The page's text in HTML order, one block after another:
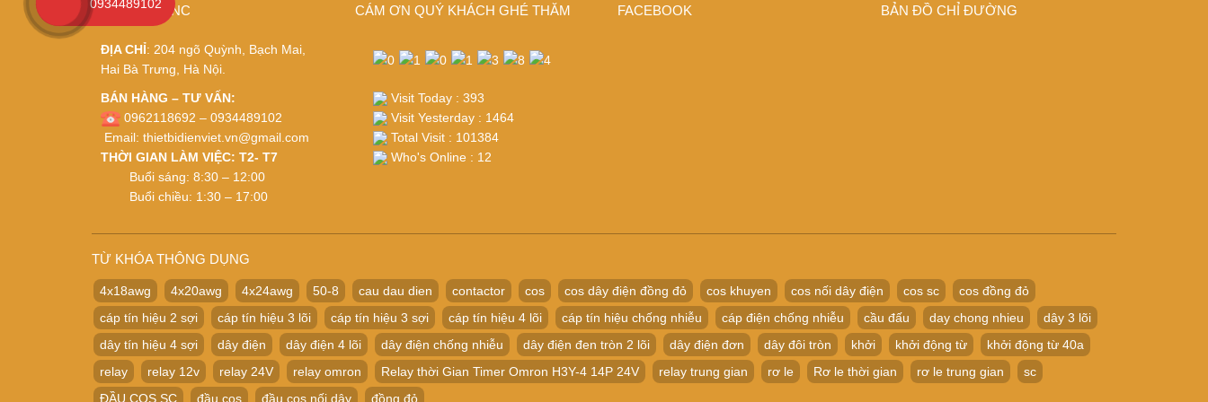
LINH KIỆN CNC
ĐỊA CHỈ: 204 ngõ Quỳnh, Bạch Mai,
Hai Bà Trưng, Hà Nội.
BÁN HÀNG – TƯ VẤN:
0962118692 – 0934489102
Email: thietbidienviet.vn@gmail.com
THỜI GIAN LÀM VIỆC: T2- T7
Buổi sáng: 8:30 – 12:00
Buổi chiều: 1:30 – 17:00
CÁM ƠN QUÝ KHÁCH GHÉ THĂM
Visit Today : 393
Visit Yesterday : 1464
Total Visit : 101384
Who's Online : 12
FACEBOOK BẢN ĐỒ CHỈ ĐƯỜNG
TỪ KHÓA THÔNG DỤNG
4x18awg 4x20awg 4x24awg 50-8 cau dau dien contactor cos cos dây điện đồng đỏ cos khuyen cos nối dây điện cos sc
cos đồng đỏ
cáp tín hiệu 2 sợi
cáp tín hiệu 3 lõi cáp tín hiệu 3 sợi cáp tín hiệu 4 lõi cáp tín hiệu chống nhiễu cáp điện chống nhiễu cầu đấu day chong nhieu
dây 3 lõi
dây tín hiệu 4 sợi
dây điện dây điện 4 lõi dây điện chống nhiễu dây điện đen tròn 2 lõi dây điện đơn dây đôi tròn khởi khởi động từ
khởi động từ 40a
relay
relay 12v relay 24V relay omron Relay thời Gian Timer Omron H3Y-4 14P 24V relay trung gian rơ le Rơ le thời gian rơ le trung gian
sc
ĐẦU COS SC
đầu cos đầu cos nối dây đồng đỏ
0934489102